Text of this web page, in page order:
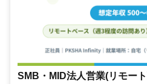
SMB・MID法人営業(リモー